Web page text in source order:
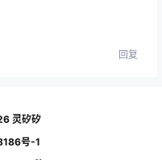
回复
灵矽矽
号-1